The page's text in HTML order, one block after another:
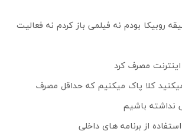
۲۰ دقیقه روبیکا بودم نه فیلمی باز کردم نه فعالیت
میکنید کلا پاک میکنیم که حداقل مصرف
نداشته باشیم
از برنامه های داخلی